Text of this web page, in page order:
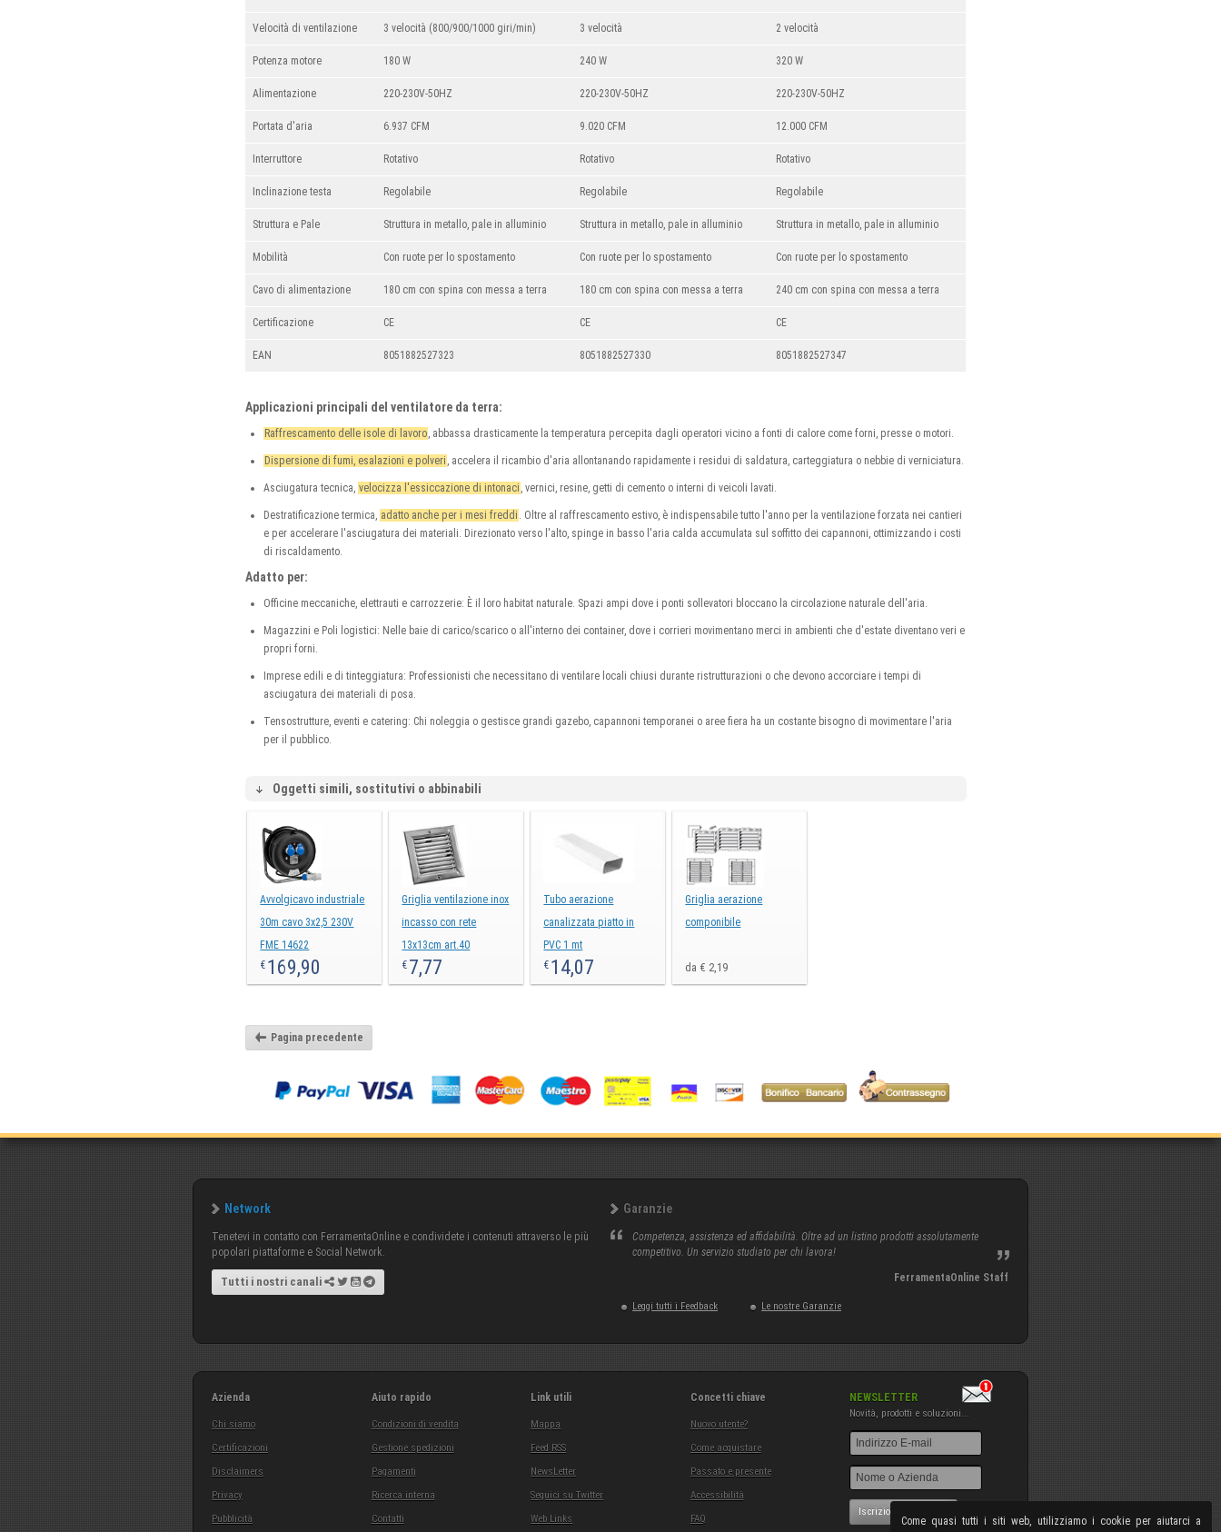
Come quasi tutti i siti web, utilizziamo i cookie per aiutarci a
Velocità di ventilazione 3 velocità (800/900/1000 giri/min) 3 velocità 2 velocità
Potenza motore 180 W 240 W 320 W
Alimentazione 220-230V-50HZ 220-230V-50HZ 220-230V-50HZ
Portata d'aria 6.937 CFM 9.020 CFM 12.000 CFM
Interruttore Rotativo Rotativo Rotativo
Inclinazione testa Regolabile Regolabile Regolabile
Struttura e Pale Struttura in metallo, pale in alluminio Struttura in metallo, pale in alluminio Struttura in metallo, pale in alluminio
Mobilità Con ruote per lo spostamento Con ruote per lo spostamento Con ruote per lo spostamento
Cavo di alimentazione 180 cm con spina con messa a terra 180 cm con spina con messa a terra 240 cm con spina con messa a terra
Certificazione CE CE CE
EAN 8051882527323 8051882527330 8051882527347
Applicazioni principali del ventilatore da terra:
Raffrescamento delle isole di lavoro, abbassa drasticamente la temperatura percepita dagli operatori vicino a fonti di calore come forni, presse o motori.
Dispersione di fumi, esalazioni e polveri , accelera il ricambio d'aria allontanando rapidamente i residui di saldatura, carteggiatura o nebbie di verniciatura.
Asciugatura tecnica, velocizza l'essiccazione di intonaci , vernici, resine, getti di cemento o interni di veicoli lavati.
Destratificazione termica, adatto anche per i mesi freddi . Oltre al raffrescamento estivo, è indispensabile tutto l'anno per la ventilazione forzata nei cantieri
e per accelerare l'asciugatura dei materiali. Direzionato verso l'alto, spinge in basso l'aria calda accumulata sul soffitto dei capannoni, ottimizzando i costi
di riscaldamento.
Adatto per:
Officine meccaniche, elettrauti e carrozzerie: È il loro habitat naturale. Spazi ampi dove i ponti sollevatori bloccano la circolazione naturale dell'aria.
Magazzini e Poli logistici: Nelle baie di carico/scarico o all'interno dei container, dove i corrieri movimentano merci in ambienti che d'estate diventano veri e
propri forni.
Imprese edili e di tinteggiatura: Professionisti che necessitano di ventilare locali chiusi durante ristrutturazioni o che devono accorciare i tempi di
asciugatura dei materiali di posa.
Tensostrutture, eventi e catering: Chi noleggia o gestisce grandi gazebo, capannoni temporanei o aree fiera ha un costante bisogno di movimentare l'aria
per il pubblico.
Oggetti simili, sostitutivi o abbinabili
Avvolgicavo industriale
30m cavo 3x2,5 230V
FME 14622
€ 169,90
Griglia ventilazione inox
incasso con rete
13x13cm art.40
€ 7,77
Tubo aerazione
canalizzata piatto in
PVC 1 mt
€ 14,07
Griglia aerazione
componibile
da € 2,19
Pagina precedente
Network
Tenetevi in contatto con FerramentaOnline e condividete i contenuti attraverso le più
popolari piattaforme e Social Network.
Tutti i nostri canali
Garanzie
Competenza, assistenza ed affidabilità. Oltre ad un listino prodotti assolutamente
competitivo. Un servizio studiato per chi lavora!
FerramentaOnline Staff
Leggi tutti i Feedback Le nostre Garanzie
Azienda
Chi siamo
Certificazioni
Disclaimers
Privacy
Pubblicità
Aiuto rapido
Condizioni di vendita
Gestione spedizioni
Pagamenti
Ricerca interna
Contatti
Link utili
Mappa
Feed RSS
NewsLetter
Seguici su Twitter
Web Links
Concetti chiave
Nuovo utente?
Come acquistare
Passato e presente
Accessibilità
FAQ
NEWSLETTER
Novità, prodotti e soluzioni...
Iscrizione NewsLetter